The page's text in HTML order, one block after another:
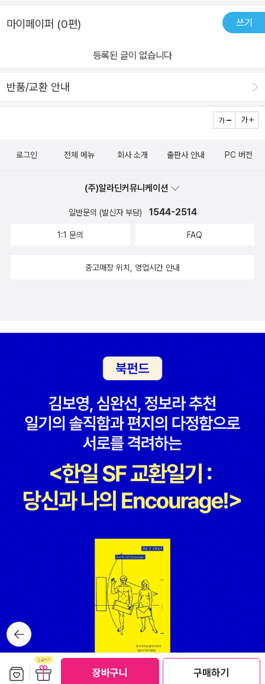
장바구니 구매하기
마이페이퍼 (0편) 쓰기
등록된 글이 없습니다
반품/교환 안내
뒤로가
기
로그인 전체 메뉴 회사 소개 출판사 안내 PC 버전
(주)알라딘커뮤니케이션
일반문의 (발신자 부담) 1544-2514
1:1 문의 FAQ
중고매장 위치, 영업시간 안내